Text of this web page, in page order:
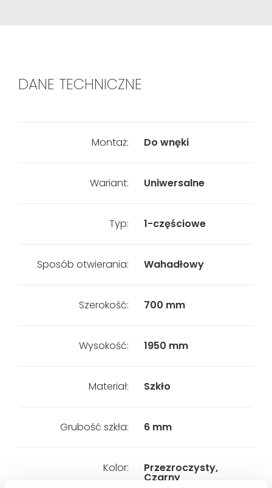
DANE TECHNICZNE
Montaż: Do wnęki
Wariant: Uniwersalne
Typ: 1-częściowe
Sposób otwierania: Wahadłowy
Szerokość: 700 mm
Wysokość: 1950 mm
Materiał: Szkło
Grubość szkła: 6 mm
Kolor: Przezroczysty,
Czarny